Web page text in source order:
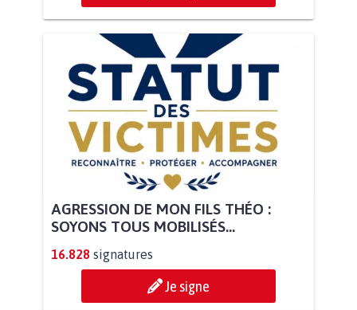
AGRESSION DE MON FILS THÉO :
SOYONS TOUS MOBILISÉS...
16.828 signatures
Je signe